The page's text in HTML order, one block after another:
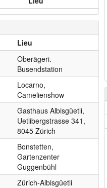
Lieu
Oberägeri.
Busendstation
Locarno,
Camelienshow
Gasthaus Albisgüetli,
Uetlibergstrasse 341,
8045 Zürich
Bonstetten,
Gartenzenter
Guggenbühl
Zürich-Albisgüetli